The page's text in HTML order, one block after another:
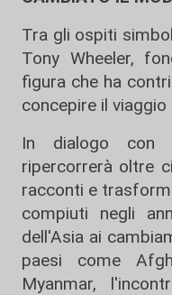
Tra gli ospiti
Tony Wheeler,
figura che ha
concepire il
In dialogo con
ripercorrerà oltre
racconti e
compiuti negli
dell'Asia ai
paesi come
Myanmar,